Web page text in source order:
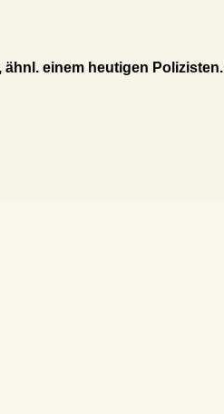
einem heutigen Polizisten.